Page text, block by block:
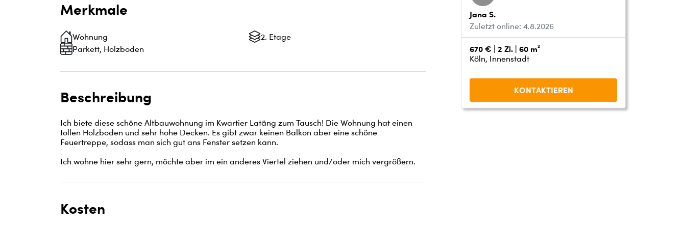
Merkmale
Wohnung
Parkett, Holzboden
2. Etage
Beschreibung
Ich biete diese schöne Altbauwohnung im Kwartier Latäng zum Tausch! Die Wohnung hat einen
tollen Holzboden und sehr hohe Decken. Es gibt zwar keinen Balkon aber eine schöne
Feuertreppe, sodass man sich gut ans Fenster setzen kann.
Ich wohne hier sehr gern, möchte aber im ein anderes Viertel ziehen und/oder mich vergrößern.
Kosten
Jana S.
Zuletzt online: 4.8.2026
670 € | 2 Zi. | 60 m²
Köln, Innenstadt
KONTAKTIEREN